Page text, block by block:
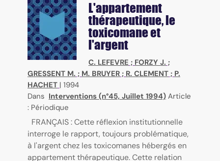
L'appartement
thérapeutique, le
toxicomane et
l'argent
C. LEFEVRE ; FORZY J. ;
GRESSENT M. ; M. BRUYER ; R. CLEMENT ; P.
HACHET | 1994
Dans Interventions (n°45, Juillet 1994) Article
: Périodique
FRANÇAIS : Cette réflexion institutionnelle
interroge le rapport, toujours problématique,
à l'argent chez les toxicomanes hébergés en
appartement thérapeutique. Cette relation